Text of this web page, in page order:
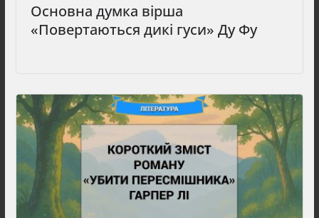
Основна думка вірша
«Повертаються дикі гуси» Ду Фу